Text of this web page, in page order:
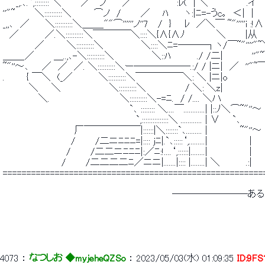
_,.､.‘,:::::::: ＼　　　／⌒ノ　　 ／　　　　　 　 :ﾚ(　| ＼　　　
''"~　　　＼::::::::::＼　　　 ⌒ノ　/　　　／ 　 ﾊ　　 ヽ:|ﾆ=-うc｡　＜|
_,,､　／　　 ＼::::::::::＼＿＿_""⌒''''''ノ''7　 /　}　　ﾚ　／＼￣ ~"'''''i :!∧　
／　　　　／.＼::::::::::＼￣￣￣￣＼::::＼{∧{∧ﾉ 　 　 　 ＼　　　|从　
／　　　 ＼::::::::::＼　 　 　 　 ＼::::＼ﾆ=―――┐ヽ/￣~"''''"~＼|(=-_　
＿＿_／　　　＿..,､-＼::::::::::＼　 　 　 　 ＼::ﾊ　　　　./ /二|　　　　
~"''～､　　／　／　／. ＼::::::::::＼ー――――――.:/ / |ニ|　／　''"~￣~"''
. 　 　 { ￣＼　(_／　　　　＼::::::::::＼￣￣￣￣￣＼: ＼ |ニ|o　　
＼　　＼　　　　　　　 ＼::::::::::＼　　　　　　/ ＼: ＼z|　　　　　　
＼.　　　　　　 　 　 　 ＼::::::::::＼-=ﾆ.　/ /.... ＼ハ　　　　　　 　
`､ :::::::: ＼....￣............| |::ﾉ＼⌒~"''～　､／　 ( )　 >{
`,:::::::::::::::＼ ............ | ∨ 　 `､　 　 　 }}~"''＜>'"}} {
厂￣￣￣￣￣￣|::::::|＼:::::::`､......... |　　　　　~"''～　､、
/　　　/二ニﾆﾆﾆ=|:::: jﾆ|.`､:::::‘,.........|　　　　　　 |　　||
/　　　/二二ニﾆﾆﾆ|:／ﾆ:!....‘,::::::|........|　　　　　　 |　　||二
/　　　/二二二二ﾆ／ニニ|.......|:::: |........| ＼　　　　.:|　　||
――――――――ある
4073 ： なつしお ◆myjeheQZSo ： 2023/05/03(水) 01:09:35